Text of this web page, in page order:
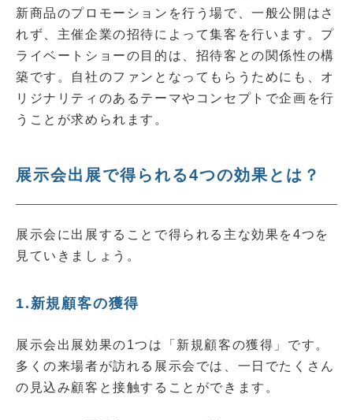
新商品のプロモーションを行う場で、一般公開はさ
れず、主催企業の招待によって集客を行います。プ
ライベートショーの目的は、招待客との関係性の構
築です。自社のファンとなってもらうためにも、オ
リジナリティのあるテーマやコンセプトで企画を行
うことが求められます。
展示会出展で得られる4つの効果とは？
展示会に出展することで得られる主な効果を4つを
見ていきましょう。
1.新規顧客の獲得
展示会出展効果の1つは「新規顧客の獲得」です。
多くの来場者が訪れる展示会では、一日でたくさん
の見込み顧客と接触することができます。